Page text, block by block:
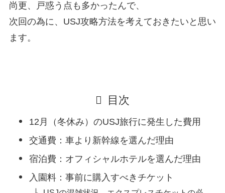
尚更、戸惑う点も多かったんで、
次回の為に、USJ攻略方法を考えておきたいと思い
ます。
目次
12月（冬休み）のUSJ旅行に発生した費用
交通費：車より新幹線を選んだ理由
宿泊費：オフィシャルホテルを選んだ理由
入園料：事前に購入すべきチケット